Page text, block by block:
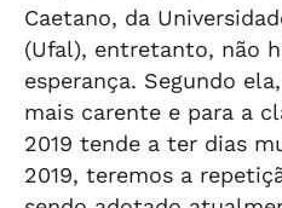
Caetano, da
(Ufal), entretanto, não
esperança. Segundo
mais carente e para a
2019 tende a ter dias
2019, teremos a